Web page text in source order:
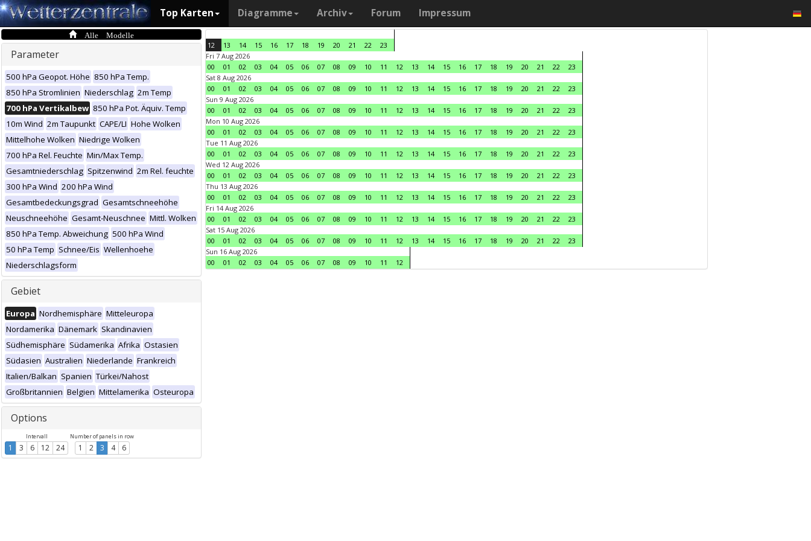
Top Karten Diagramme Archiv Forum Impressum
Alle Modelle
Parameter
500 hPa Geopot. Höhe 850 hPa Temp.
850 hPa Stromlinien Niederschlag 2m Temp
700 hPa Vertikalbew 850 hPa Pot. Äquiv. Temp
10m Wind 2m Taupunkt CAPE/LI Hohe Wolken
Mittelhohe Wolken Niedrige Wolken
700 hPa Rel. Feuchte Min/Max Temp.
Gesamtniederschlag Spitzenwind 2m Rel. feuchte
300 hPa Wind 200 hPa Wind
Gesamtbedeckungsgrad Gesamtschneehöhe
Neuschneehöhe Gesamt-Neuschnee Mittl. Wolken
850 hPa Temp. Abweichung 500 hPa Wind
50 hPa Temp Schnee/Eis Wellenhoehe
Niederschlagsform
Gebiet
Europa Nordhemisphäre Mitteleuropa
Nordamerika Dänemark Skandinavien
Südhemisphäre Südamerika Afrika Ostasien
Südasien Australien Niederlande Frankreich
Italien/Balkan Spanien Türkei/Nahost
Großbritannien Belgien Mittelamerika Osteuropa
Options
Intervall
1 3 6 12 24
Number of panels in row
1 2 3 4 6
12 13 14 15 16 17 18 19 20 21 22
23
Fri 7 Aug 2026
00
01 02 03 04 05 06 07 08 09 10 11 12 13 14 15 16 17 18 19 20 21 22
23
Sat 8 Aug 2026
00
01 02 03 04 05 06 07 08 09 10 11 12 13 14 15 16 17 18 19 20 21 22
23
Sun 9 Aug 2026
00
01 02 03 04 05 06 07 08 09 10 11 12 13 14 15 16 17 18 19 20 21 22
23
Mon 10 Aug 2026
00
01 02 03 04 05 06 07 08 09 10 11 12 13 14 15 16 17 18 19 20 21 22
23
Tue 11 Aug 2026
00
01 02 03 04 05 06 07 08 09 10 11 12 13 14 15 16 17 18 19 20 21 22
23
Wed 12 Aug 2026
00
01 02 03 04 05 06 07 08 09 10 11 12 13 14 15 16 17 18 19 20 21 22
23
Thu 13 Aug 2026
00
01 02 03 04 05 06 07 08 09 10 11 12 13 14 15 16 17 18 19 20 21 22
23
Fri 14 Aug 2026
00
01 02 03 04 05 06 07 08 09 10 11 12 13 14 15 16 17 18 19 20 21 22
23
Sat 15 Aug 2026
00
01 02 03 04 05 06 07 08 09 10 11 12 13 14 15 16 17 18 19 20 21 22
23
Sun 16 Aug 2026
00
01 02 03 04 05 06 07 08 09 10 11 12